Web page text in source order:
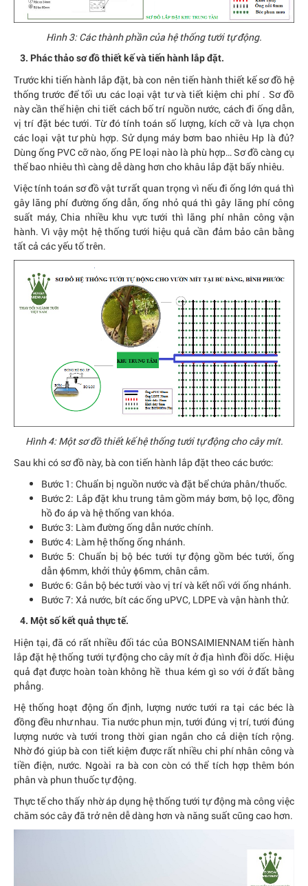
Hình 3: Các thành phần của hệ thống tưới tự động.
3. Phác thảo sơ đồ thiết kế và tiến hành lắp đặt.
Trước khi tiến hành lắp đặt, bà con nên tiến hành thiết kế sơ đồ hệ
thống trước để tối ưu các loại vật tư và tiết kiệm chi phí . Sơ đồ
này cần thể hiện chi tiết cách bố trí nguồn nước, cách đi ống dẫn,
vị trí đặt béc tưới. Từ đó tính toán số lượng, kích cỡ và lựa chọn
các loại vật tư phù hợp. Sử dụng máy bơm bao nhiêu Hp là đủ?
Dùng ống PVC cỡ nào, ống PE loại nào là phù hợp… Sơ đồ càng cụ
thể bao nhiêu thì càng dễ dàng hơn cho khâu lắp đặt bấy nhiêu.
Việc tính toán sơ đồ vật tư rất quan trọng vì nếu đi ống lớn quá thì
gây lãng phí đường ống dẫn, ống nhỏ quá thì gây lãng phí công
suất máy, Chia nhiều khu vực tưới thì lãng phí nhân công vận
hành. Vì vậy một hệ thống tưới hiệu quả cần đảm bảo cân bằng
tất cả các yếu tố trên.
Hình 4: Một sơ đồ thiết kế hệ thống tưới tự động cho cây mít.
Sau khi có sơ đồ này, bà con tiến hành lắp đặt theo các bước:
Bước 1: Chuẩn bị nguồn nước và đặt bể chứa phân/thuốc.
Bước 2: Lắp đặt khu trung tâm gồm máy bơm, bộ lọc, đồng
hồ đo áp và hệ thống van khóa.
Bước 3: Làm đường ống dẫn nước chính.
Bước 4: Làm hệ thống ống nhánh.
Bước 5: Chuẩn bị bộ béc tưới tự động gồm béc tưới, ống
dẫn ɸ6mm, khởi thủy ɸ6mm, chân cắm.
Bước 6: Gắn bộ béc tưới vào vị trí và kết nối với ống nhánh.
Bước 7: Xả nước, bít các ống uPVC, LDPE và vận hành thử.
4. Một số kết quả thực tế.
Hiện tại, đã có rất nhiều đối tác của BONSAIMIENNAM tiến hành
lắp đặt hệ thống tưới tự động cho cây mít ở địa hình đồi dốc. Hiệu
quả đạt được hoàn toàn không hề thua kém gì so với ở đất bằng
phẳng.
Hệ thống hoạt động ổn định, lượng nước tưới ra tại các béc là
đồng đều như nhau. Tia nước phun mịn, tưới đúng vị trí, tưới đúng
lượng nước và tưới trong thời gian ngắn cho cả diện tích rộng.
Nhờ đó giúp bà con tiết kiệm được rất nhiều chi phí nhân công và
tiền điện, nước. Ngoài ra bà con còn có thể tích hợp thêm bón
phân và phun thuốc tự động.
Thực tế cho thấy nhờ áp dụng hệ thống tưới tự động mà công việc
chăm sóc cây đã trở nên dễ dàng hơn và năng suất cũng cao hơn.